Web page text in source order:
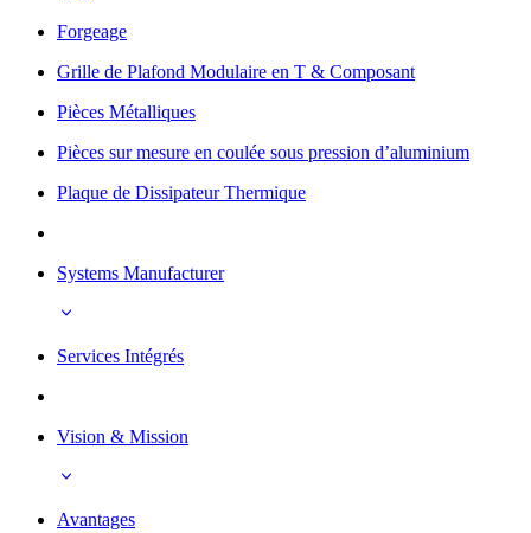
Forgeage
Grille de Plafond Modulaire en T & Composant
Pièces Métalliques
Pièces sur mesure en coulée sous pression d’aluminium
Plaque de Dissipateur Thermique
Systems Manufacturer
Services Intégrés
Vision & Mission
Avantages